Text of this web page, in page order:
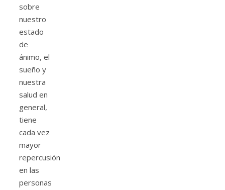
sobre
nuestro
estado
de
ánimo, el
sueño y
nuestra
salud en
general,
tiene
cada vez
mayor
repercusión
en las
personas